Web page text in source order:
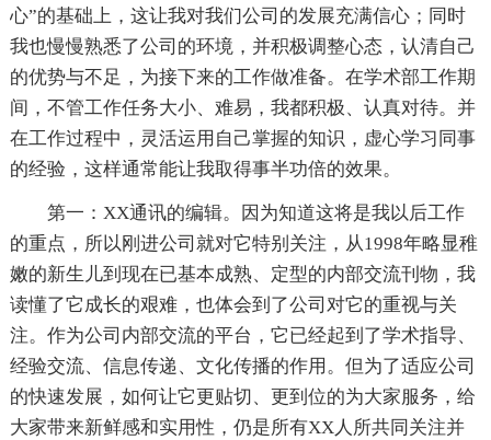
心”的基础上，这让我对我们公司的发展充满信心；同时
我也慢慢熟悉了公司的环境，并积极调整心态，认清自己
的优势与不足，为接下来的工作做准备。在学术部工作期
间，不管工作任务大小、难易，我都积极、认真对待。并
在工作过程中，灵活运用自己掌握的知识，虚心学习同事
的经验，这样通常能让我取得事半功倍的效果。
第一：XX通讯的编辑。因为知道这将是我以后工作
的重点，所以刚进公司就对它特别关注，从1998年略显稚
嫩的新生儿到现在已基本成熟、定型的内部交流刊物，我
读懂了它成长的艰难，也体会到了公司对它的重视与关
注。作为公司内部交流的平台，它已经起到了学术指导、
经验交流、信息传递、文化传播的作用。但为了适应公司
的快速发展，如何让它更贴切、更到位的为大家服务，给
大家带来新鲜感和实用性，仍是所有XX人所共同关注并